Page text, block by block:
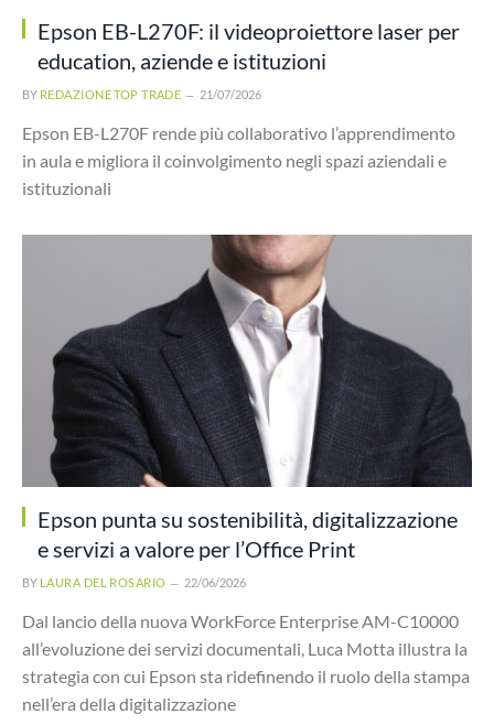
Epson EB-L270F: il videoproiettore laser per
education, aziende e istituzioni
BY REDAZIONE TOP TRADE 21/07/2026
Epson EB-L270F rende più collaborativo l’apprendimento
in aula e migliora il coinvolgimento negli spazi aziendali e
istituzionali
Epson punta su sostenibilità, digitalizzazione
e servizi a valore per l’Office Print
BY LAURA DEL ROSARIO 22/06/2026
Dal lancio della nuova WorkForce Enterprise AM-C10000
all’evoluzione dei servizi documentali, Luca Motta illustra la
strategia con cui Epson sta ridefinendo il ruolo della stampa
nell’era della digitalizzazione